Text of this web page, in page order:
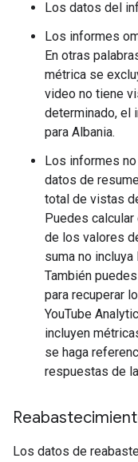
Los datos del
Los informes
En otras
métrica se
video no tiene
determinado, el
para Albania.
Los informes
datos de
total de vistas
Puedes
de los valores
suma no
También
para recuperar
YouTube
incluyen
se haga
respuestas de
Los datos de